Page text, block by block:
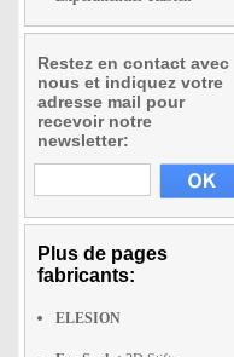
Restez en contact avec
nous et indiquez votre
adresse mail pour
recevoir notre
newsletter:
Plus de pages
fabricants:
ELESION